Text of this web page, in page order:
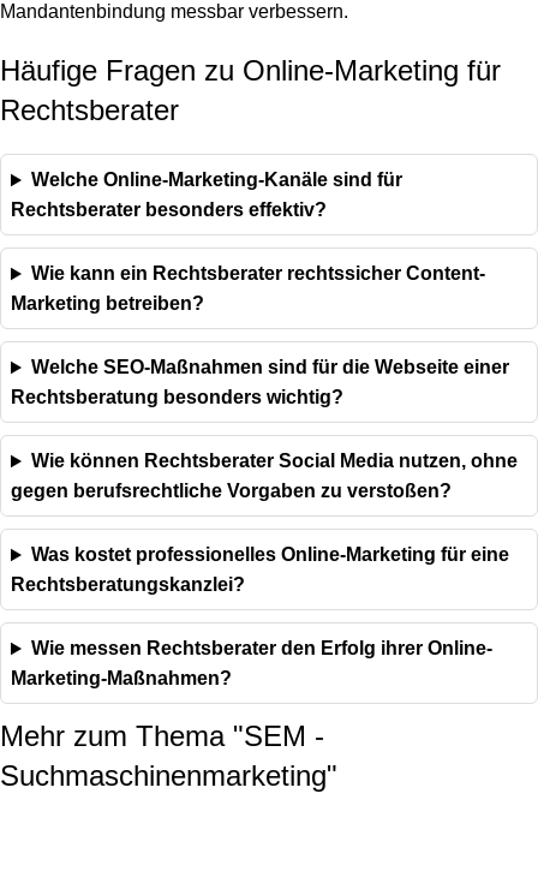
Mandantenbindung messbar verbessern.
Häufige Fragen zu Online-Marketing für
Rechtsberater
Welche Online-Marketing-Kanäle sind für
Rechtsberater besonders effektiv?
Wie kann ein Rechtsberater rechtssicher Content-
Marketing betreiben?
Welche SEO-Maßnahmen sind für die Webseite einer
Rechtsberatung besonders wichtig?
Wie können Rechtsberater Social Media nutzen, ohne
gegen berufsrechtliche Vorgaben zu verstoßen?
Was kostet professionelles Online-Marketing für eine
Rechtsberatungskanzlei?
Wie messen Rechtsberater den Erfolg ihrer Online-
Marketing-Maßnahmen?
Mehr zum Thema "SEM -
Suchmaschinenmarketing"